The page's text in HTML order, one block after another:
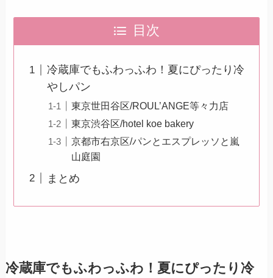
目次
冷蔵庫でもふわっふわ！夏にぴったり冷
やしパン
東京世田谷区/ROUL’ANGE等々力店
東京渋谷区/hotel koe bakery
京都市右京区/パンとエスプレッソと嵐
山庭園
まとめ
冷蔵庫でもふわっふわ！夏にぴったり冷